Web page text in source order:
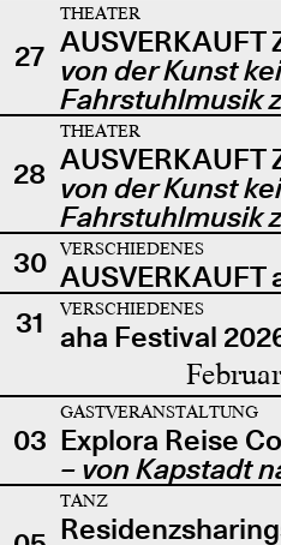
27
THEATER
AUSVERKAUFT
von der Kunst
Fahrstuhlmusik
28
THEATER
AUSVERKAUFT
von der Kunst
Fahrstuhlmusik
30
VERSCHIEDENES
AUSVERKAUFT
31
VERSCHIEDENES
aha Festival
03
GASTVERANSTALTUNG
Explora Reise
– von Kapstadt
TANZ